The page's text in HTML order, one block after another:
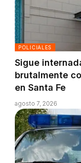
POLICIALES
Sigue
brutalmente
en Santa Fe
agosto 7, 2026